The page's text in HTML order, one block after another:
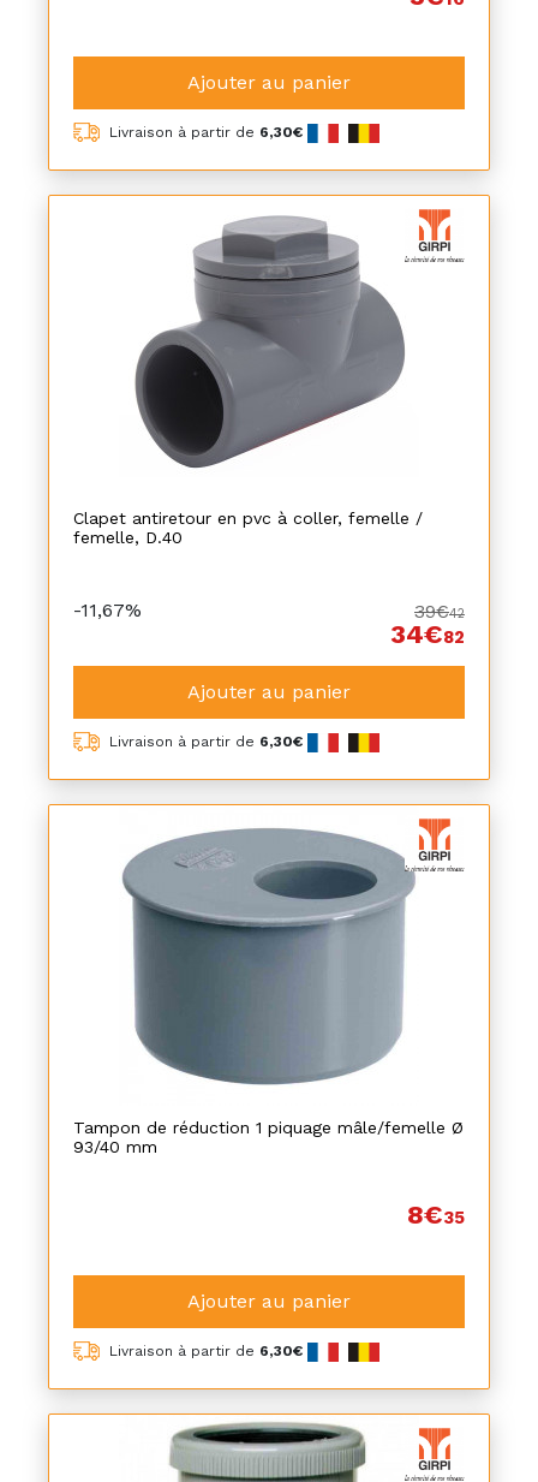
Ajouter au panier
Livraison à partir de 6,30€
Clapet antiretour en pvc à coller, femelle /
femelle, D.40
-11,67% 39€42
34€82
Ajouter au panier
Livraison à partir de 6,30€
Tampon de réduction 1 piquage mâle/femelle Ø
93/40 mm
8€35
Ajouter au panier
Livraison à partir de 6,30€